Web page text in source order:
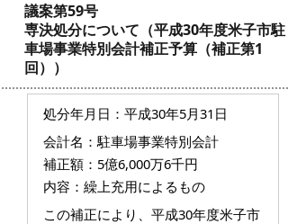
議案第59号
専決処分について（平成30年度米子市駐
車場事業特別会計補正予算（補正第1
回））
処分年月日：平成30年5月31日
会計名：駐車場事業特別会計
補正額：5億6,000万6千円
内容：繰上充用によるもの
この補正により、平成30年度米子市